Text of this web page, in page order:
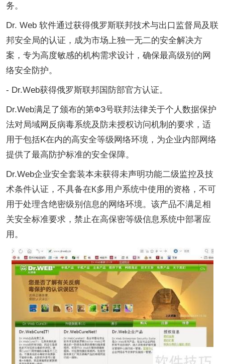
务。
Dr. Web 软件通过获得俄罗斯联邦技术与出口监督局及联
邦安全局的认证，成为市场上独一无二的安全解决方
案，专为高度敏感的机构需求设计，确保最高级别的网
络安全防护。
- Dr.Web获得俄罗斯联邦国防部官方认证。
Dr.Web满足了颁布的第ФЗ号联邦法律关于个人数据保护
法对局域网反病毒系统及防未授权访问机制的要求，适
用于包括K在内的高安全等级网络环境，为企业内部网络
提供了最高防护标准的安全保障。
Dr.Web企业安全套装本未获得未声明功能二级监控及技
术条件认证，不具备在К多用户系统中使用的资格，不可
用于处理含绝密级别信息的网络环境。该产品不满足相
关安全标准要求，禁止在高保密等级信息系统中部署应
用。